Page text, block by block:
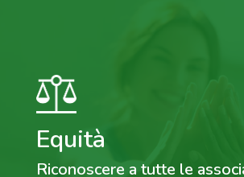
Equità
Riconoscere a tutte le